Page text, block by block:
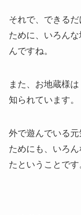
それで、できる
ために、いろん
んですね。
また、お地蔵様
知られています。
外で遊んでいる
ためにも、いろ
たということです